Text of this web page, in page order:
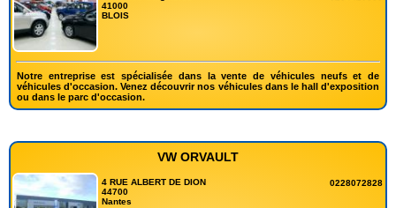
41000
BLOIS
Notre entreprise est spécialisée dans la vente de véhicules neufs et de
véhicules d'occasion. Venez découvrir nos véhicules dans le hall d'exposition
ou dans le parc d'occasion.
VW ORVAULT
4 RUE ALBERT DE DION
44700
Nantes
0228072828